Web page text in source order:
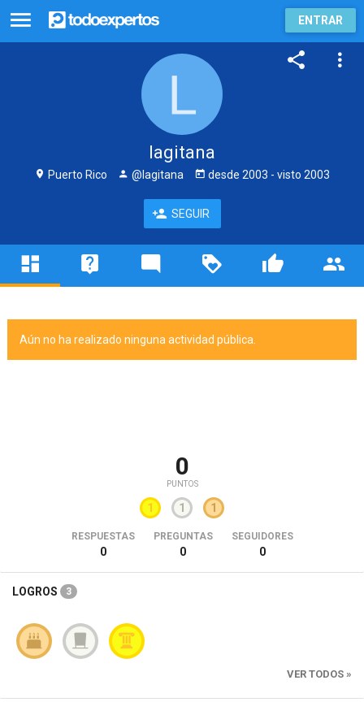
ENTRAR
lagitana
Puerto Rico @lagitana desde 2003 - visto 2003
SEGUIR
Aún no ha realizado ninguna actividad pública.
0
PUNTOS
1 1 1
RESPUESTAS
0
PREGUNTAS
0
SEGUIDORES
0
LOGROS 3
VER TODOS »